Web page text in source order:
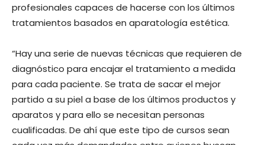
profesionales capaces de hacerse con los últimos
tratamientos basados en aparatología estética.
“Hay una serie de nuevas técnicas que requieren de
diagnóstico para encajar el tratamiento a medida
para cada paciente. Se trata de sacar el mejor
partido a su piel a base de los últimos productos y
aparatos y para ello se necesitan personas
cualificadas. De ahí que este tipo de cursos sean